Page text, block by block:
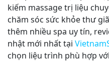
kiếm massage trị liệu
chăm sóc sức khỏe thư
thêm nhiều spa uy tín,
nhật mới nhất tại
chọn liệu trình phù hợp